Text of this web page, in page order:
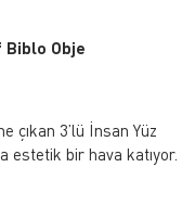
Biblo Obje
çıkan 3’lü İnsan Yüz
estetik bir hava katıyor.